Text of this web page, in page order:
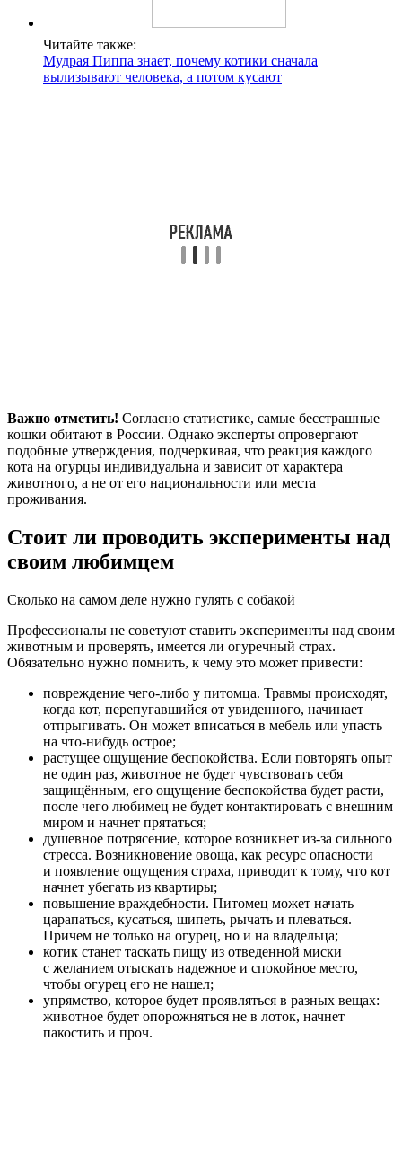
Читайте также:
Мудрая Пиппа знает, почему котики сначала
вылизывают человека, а потом кусают
Важно отметить! Согласно статистике, самые бесстрашные
кошки обитают в России. Однако эксперты опровергают
подобные утверждения, подчеркивая, что реакция каждого
кота на огурцы индивидуальна и зависит от характера
животного, а не от его национальности или места
проживания.
Стоит ли проводить эксперименты над
своим любимцем
Сколько на самом деле нужно гулять с собакой
Профессионалы не советуют ставить эксперименты над своим
животным и проверять, имеется ли огуречный страх.
Обязательно нужно помнить, к чему это может привести:
повреждение чего-либо у питомца. Травмы происходят,
когда кот, перепугавшийся от увиденного, начинает
отпрыгивать. Он может вписаться в мебель или упасть
на что-нибудь острое;
растущее ощущение беспокойства. Если повторять опыт
не один раз, животное не будет чувствовать себя
защищённым, его ощущение беспокойства будет расти,
после чего любимец не будет контактировать с внешним
миром и начнет прятаться;
душевное потрясение, которое возникнет из-за сильного
стресса. Возникновение овоща, как ресурс опасности
и появление ощущения страха, приводит к тому, что кот
начнет убегать из квартиры;
повышение враждебности. Питомец может начать
царапаться, кусаться, шипеть, рычать и плеваться.
Причем не только на огурец, но и на владельца;
котик станет таскать пищу из отведенной миски
с желанием отыскать надежное и спокойное место,
чтобы огурец его не нашел;
упрямство, которое будет проявляться в разных вещах:
животное будет опорожняться не в лоток, начнет
пакостить и проч.